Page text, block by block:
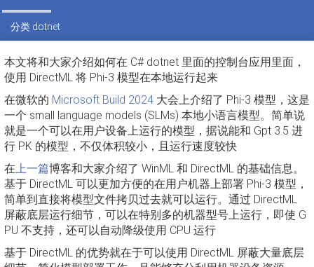
分类 dotnet
本文将和大家介绍如何在 C# dotnet 里面的控制台应用里面，
使用 DirectML 将 Phi-3 模型在本地运行起来
在微软的 Microsoft Build 2024 大会上介绍了 Phi-3 模型，这是
一个 small language models (SLMs) 本地小语言模型。简单说
就是一个可以在用户设备上运行的模型，据说能和 Gpt 3.5 进
行 PK 的模型，不仅体积较小，且运行速度较快
在上一篇博客和大家介绍了 WinML 和 DirectML 的基础信息。
基于 DirectML 可以更加方便的在用户机器上部署 Phi-3 模型，
简单到直接将模型文件拷贝过去就可以运行。通过 DirectML
屏蔽底层运行细节，可以在特别多的机器型号上运行，即使 G
PU 不支持，还可以自动降级使用 CPU 运行
基于 DirectML 的优势就在于可以使用 DirectML 屏蔽大量底层